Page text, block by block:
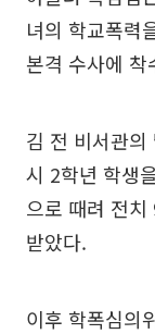
녀의 학교폭력
본격 수사에 착
김 전 비서관
시 2학년 학생
으로 때려 전
받았다.
이후 학폭심의